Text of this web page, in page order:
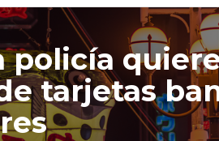
policía
tarjetas